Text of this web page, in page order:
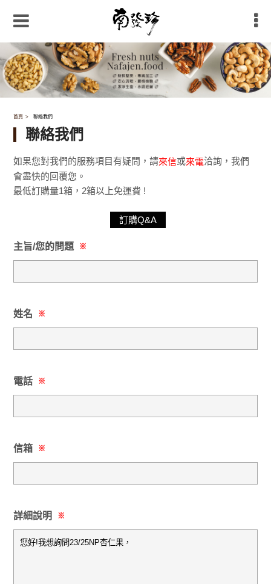
首頁 聯絡我們
聯絡我們
如果您對我們的服務項目有疑問，請來信或來電洽詢，我們
會盡快的回覆您。
最低訂購量1箱，2箱以上免運費 !
訂購Q&A
主旨/您的問題 ※
姓名 ※
電話 ※
信箱 ※
詳細說明 ※